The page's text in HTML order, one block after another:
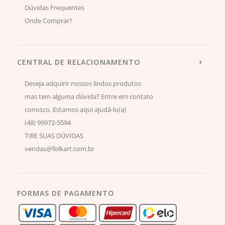
Dúvidas Frequentes
Onde Comprar?
CENTRAL DE RELACIONAMENTO
Deseja adquirir nossos lindos produtos
mas tem alguma dúvida? Entre em contato
conosco. Estamos aqui ajudá-lo(a)
(48) 99972-5594
TIRE SUAS DÚVIDAS
vendas@folkart.com.br
FORMAS DE PAGAMENTO